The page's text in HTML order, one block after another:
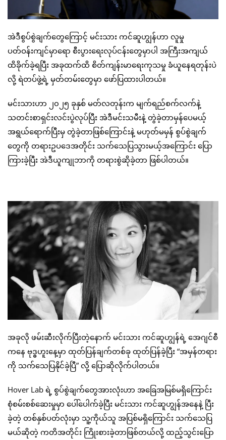
အဲဒီစွပ်စွဲချက်တွေကြောင့် မင်းသား ကင်ဆူဟျွန်ဟာ လူမှု
ပတ်ဝန်းကျင်မှာရော စီးပွားရေးလုပ်ငန်းတွေမှာပါ အကြီးအကျယ်
ထိခိုက်ခဲ့ရပြီး အခုထက်ထိ စိတ်ကျန်းမာရေးကုသမှု ခံယူနေရတုန်းပဲ
လို့ ရဲတပ်ဖွဲ့ရဲ့ မှတ်တမ်းတွေမှာ ဖော်ပြထားပါတယ်။
မင်းသားဟာ ၂၀၂၅ ခုနှစ် မတ်လတုန်းက မျက်ရည်စက်လက်နဲ့
သတင်းစာရှင်းလင်းပွဲလုပ်ပြီး အဲဒီမင်းသမီးနဲ့ တွဲခဲ့တာမှန်ပေမယ့်
အရွယ်ရောက်ပြီးမှ တွဲခဲ့တာဖြစ်ကြောင်းနဲ့ မဟုတ်မမှန် စွပ်စွဲချက်
တွေကို တရားဥပဒေအတိုင်း သက်သေပြသွားမယ့်အကြောင်း ပြော
ကြားခဲ့ပြီး အဲဒီယူကျုဘာကို တရားစွဲဆိုခဲ့တာ ဖြစ်ပါတယ်။
အခုလို ဖမ်းဆီးလိုက်ပြီးတဲ့နောက် မင်းသား ကင်ဆူဟျွန်ရဲ့ အေဂျင်စီ
ကနေ ဗုဒ္ဓဟူးနေ့မှာ ထုတ်ပြန်ချက်တစ်ခု ထုတ်ပြန်ခဲ့ပြီး “အမှန်တရား
ကို သက်သေပြနိုင်ခဲ့ပြီ” လို့ ပြောဆိုလိုက်ပါတယ်။
Hover Lab ရဲ့ စွပ်စွဲချက်တွေအားလုံးဟာ အခြေအမြစ်မရှိကြောင်း
စုံစမ်းစစ်ဆေးမှုမှာ ပေါ်ပေါက်ခဲ့ပြီး မင်းသား ကင်ဆူဟျွန်အနေနဲ့ ပြီး
ခဲ့တဲ့ တစ်နှစ်ပတ်လုံးမှာ သူ့ကိုယ်သူ အပြစ်မရှိကြောင်း သက်သေပြ
မယ်ဆိုတဲ့ ကတိအတိုင်း ကြိုးစားခဲ့တာဖြစ်တယ်လို့ ထည့်သွင်းပြော